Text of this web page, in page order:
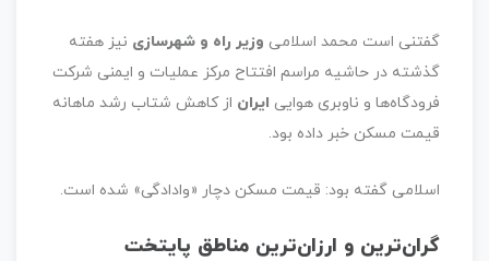
گفتنی است محمد اسلامی وزیر راه و شهرسازی نیز هفته
گذشته در حاشیه مراسم افتتاح مرکز عملیات و ایمنی شرکت
فرودگاه‌ها و ناوبری هوایی ایران از کاهش شتاب رشد ماهانه
قیمت مسکن خبر داده بود.
اسلامی گفته بود: قیمت مسکن دچار «وادادگی» شده است.
گران‌ترین و ارزان‌ترین مناطق پایتخت